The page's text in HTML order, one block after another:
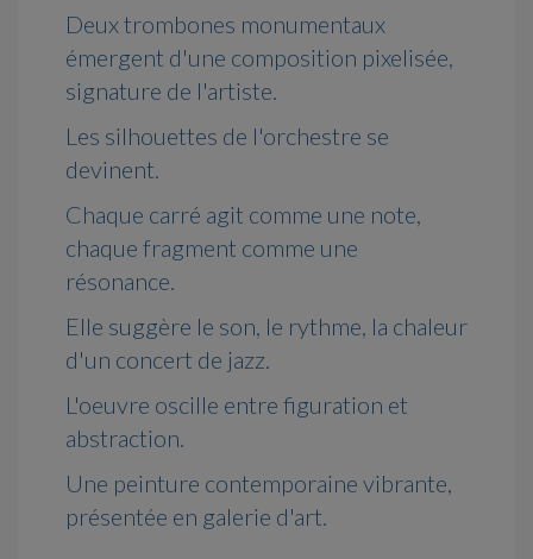
Deux trombones monumentaux
émergent d'une composition pixelisée,
signature de l'artiste.
Les silhouettes de l'orchestre se
devinent.
Chaque carré agit comme une note,
chaque fragment comme une
résonance.
Elle suggère le son, le rythme, la chaleur
d'un concert de jazz.
L'oeuvre oscille entre figuration et
abstraction.
Une peinture contemporaine vibrante,
présentée en galerie d'art.